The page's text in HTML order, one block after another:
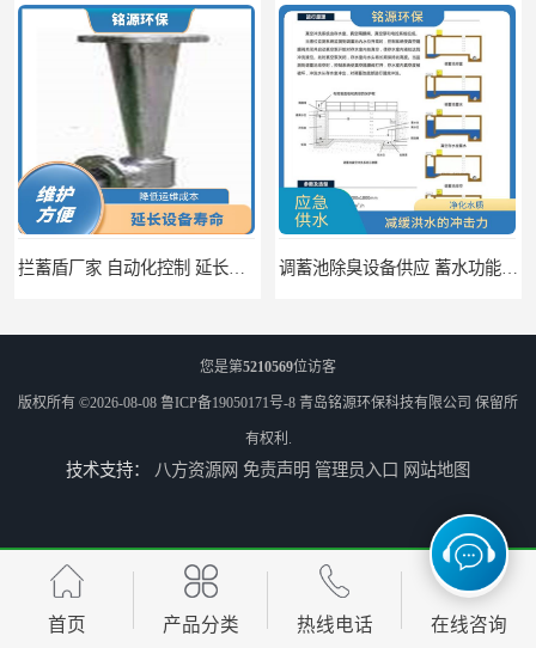
拦蓄盾厂家 自动化控制 延长其使用寿命 调蓄池除臭设备供应 蓄水功能 暂时储存大量雨水
调蓄池冲洗阀给排水设备 节省水资源 提高工作效率
您是第5210569位访客
版权所有 ©2026-08-08 鲁ICP备19050171号-8 青岛铭源环保科技有限公司 保留所
有权利.
技术支持： 八方资源网 免责声明 管理员入口 网站地图
首页 产品分类 热线电话 在线咨询